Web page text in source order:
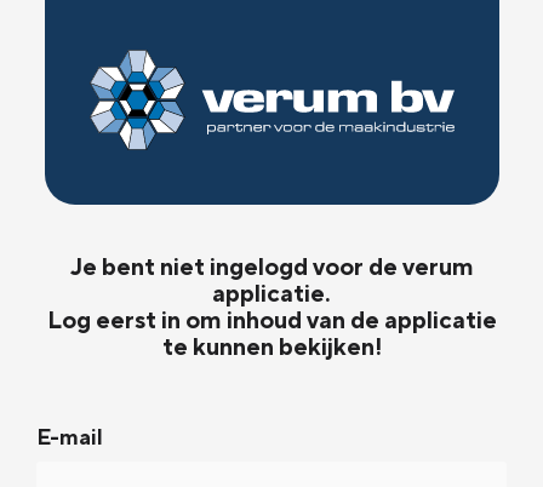
Je bent niet ingelogd voor de verum
applicatie.
Log eerst in om inhoud van de applicatie
te kunnen bekijken!
E-mail